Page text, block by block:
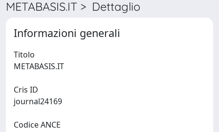
METABASIS.IT > Dettaglio
Informazioni generali
Titolo
Cris ID
Codice ANCE